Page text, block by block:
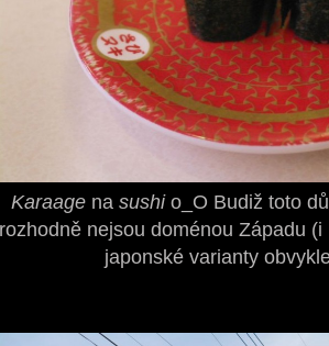
Karaagena sushio_O Budiž toto
rozhodně nejsou doménou Západu
japonské varianty